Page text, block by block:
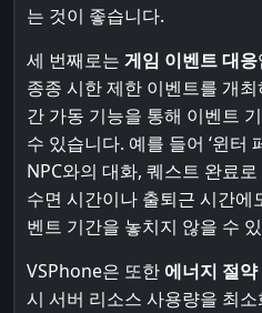
는 것이 좋습니다.
세 번째로는 게임 이벤트 대응
종종 시한 제한 이벤트를 개
간 가동 기능을 통해 이벤트
수 있습니다. 예를 들어 ‘윈터
NPC와의 대화, 퀘스트 완료
수면 시간이나 출퇴근 시간에
벤트 기간을 놓치지 않을 수
VSPhone은 또한 에너지 절
시 서버 리소스 사용량을 최